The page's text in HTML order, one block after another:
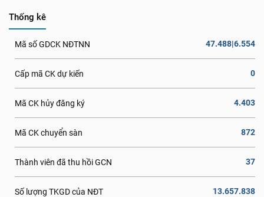
Thống kê
Mã số GDCK NĐTNN 47.488|6.554
Cấp mã CK dự kiến 0
Mã CK hủy đăng ký 4.403
Mã CK chuyển sàn 872
Thành viên đã thu hồi GCN 37
Số lượng TKGD của NĐT 13.657.838